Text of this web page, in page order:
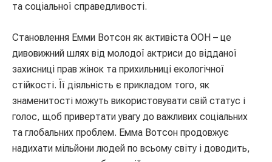
та соціальної справедливості.
Становлення Емми Вотсон як активіста ООН – це
дивовижний шлях від молодої актриси до відданої
захисниці прав жінок та прихильниці екологічної
стійкості. Її діяльність є прикладом того, як
знаменитості можуть використовувати свій статус і
голос, щоб привертати увагу до важливих соціальних
та глобальних проблем. Емма Вотсон продовжує
надихати мільйони людей по всьому світу і доводить,